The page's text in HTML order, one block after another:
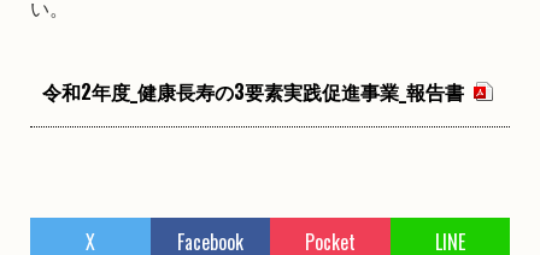
い。
令和2年度_健康長寿の3要素実践促進事業_報告書
X Facebook Pocket LINE